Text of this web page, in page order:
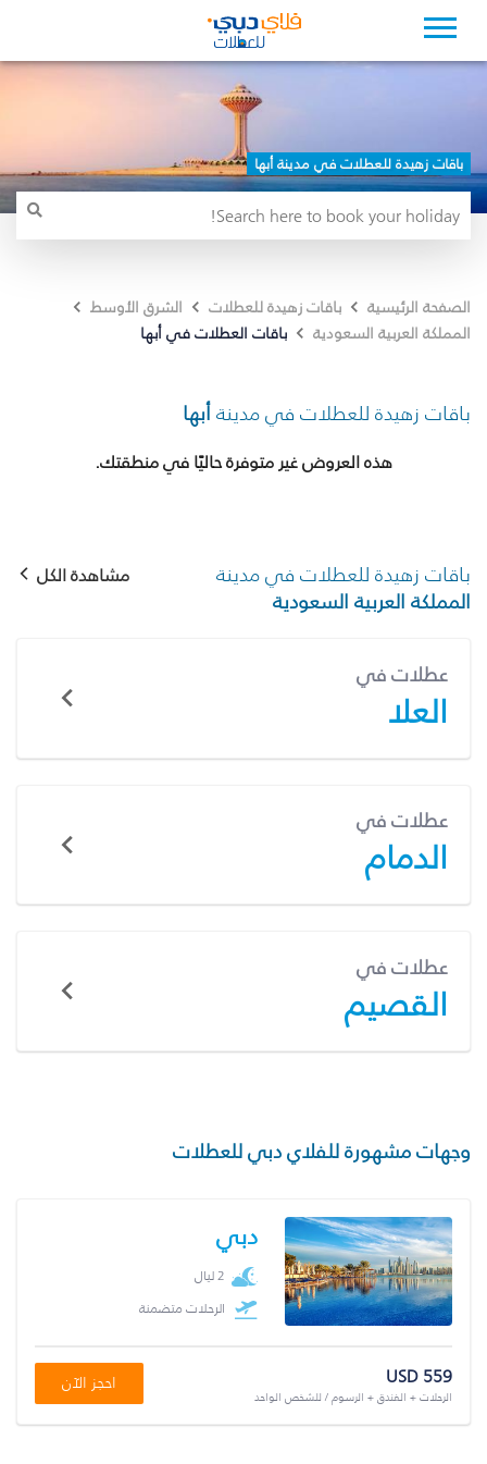
باقات زهيدة للعطلات في مدينة أبها
الصفحة الرئيسية باقات زهيدة للعطلات
الشرق الأوسط
المملكة العربية السعودية
باقات العطلات في أبها
باقات زهيدة للعطلات في مدينةأبها
هذه العروض غير متوفرة حاليًا في منطقتك.
باقات زهيدة للعطلات في مدينة
المملكة العربية السعودية
مشاهدة الكل
عطلات في
العلا
عطلات في
الدمام
عطلات في
القصيم
وجهات مشهورة للفلاي دبي للعطلات
دبي
2 ليال
الرحلات متضمنة
USD 559
الرحلات + الفندق + الرسوم / للشخص الواحد
احجز الآن